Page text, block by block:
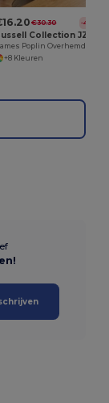
€30.30 -47%
Poplin Overhemd
+8 Kleuren